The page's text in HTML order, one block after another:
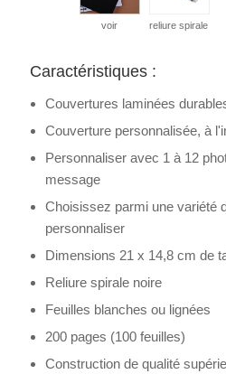
voir reliure spirale
Caractéristiques :
Couvertures laminées
Couverture personnalisée, à
Personnaliser avec 1 à 12
message
Choisissez parmi une variété
personnaliser
Dimensions 21 x 14,8 cm de
Reliure spirale noire
Feuilles blanches ou lignées
200 pages (100 feuilles)
Construction de qualité